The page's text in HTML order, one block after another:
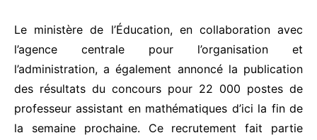
Le ministère de l’Éducation, en collaboration avec
l’agence centrale pour l’organisation et
l’administration, a également annoncé la publication
des résultats du concours pour 22 000 postes de
professeur assistant en mathématiques d’ici la fin de
la semaine prochaine. Ce recrutement fait partie